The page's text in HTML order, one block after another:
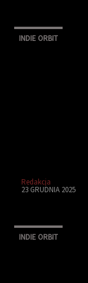
INDIE ORBIT
Redakcja
23 GRUDNIA 2025
INDIE ORBIT